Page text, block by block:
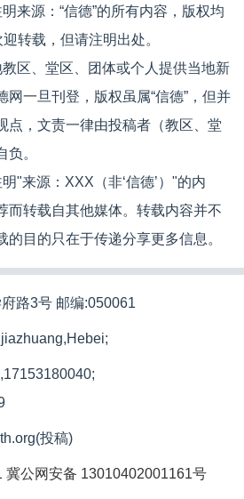
来源：“信德”的所有内容，版权均
转载，但请注明出处。
区、堂区、团体或个人提供当地新
网一旦刊登，版权虽属“信德”，但并
点，文责一律由投稿者（教区、堂
负。
"来源：XXX（非‘信德’）"的内
而转载自其他媒体。转载内容并不
的目的只在于传递分享更多信息。
路3号 邮编:050061
投稿)
冀公网安备 13010402001161号